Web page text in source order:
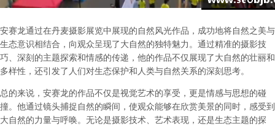
安赛龙通过在丹麦摄影展览中展现的自然风光作品，成功地将自然之美与
生态意识相结合，向观众呈现了大自然的独特魅力。通过精准的摄影技
巧、深刻的主题探索和情感的传递，他的作品不仅展现了大自然的壮丽和
多样性，还引发了人们对生态保护和人类与自然关系的深刻思考。
总的来说，安赛龙的作品不仅是视觉艺术的享受，更是情感与思想的碰
撞。他通过镜头捕捉自然的瞬间，使观众能够在欣赏美景的同时，感受到
大自然的力量与呼唤。无论是摄影技术、艺术表现，还是生态主题的探